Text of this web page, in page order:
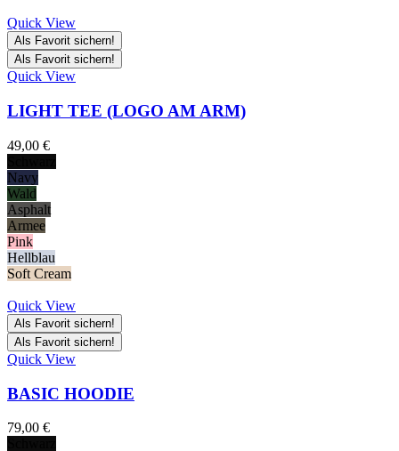
Quick View
Als Favorit sichern!
Als Favorit sichern!
Quick View
LIGHT TEE (LOGO AM ARM)
49,00 €
Navy
Wald
Asphalt
Armee
Pink
Hellblau
Soft Cream
Quick View
Als Favorit sichern!
Als Favorit sichern!
Quick View
BASIC HOODIE
79,00 €